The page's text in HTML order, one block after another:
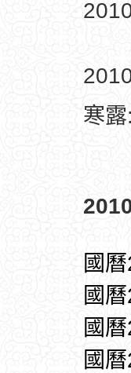
寒
國
國
國
國